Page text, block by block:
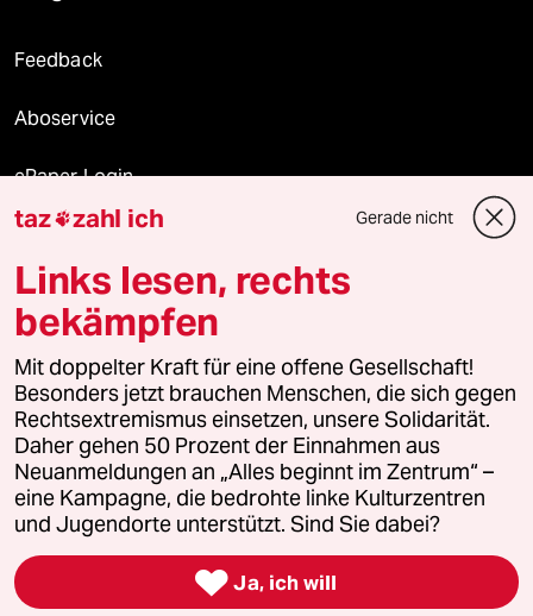
Feedback
Aboservice
ePaper Login
Downloads für Abonnierende
© 2026 taz Verlags und Vertriebs GmbH
Alle Rechte vorbehalten. Bei rechtlichen Fragen oder für Genehmigungen
wenden Sie sich bitte an lizenzen@taz.de
Feedback Redaktionsstatut Kommune-Richtlinien
Leitlinie Informant Datenschutz Impressum AGB
Seitenwende Einwilligungen widerrufen (Ads)
taz zahl ich Gerade nicht
Links lesen, rechts
bekämpfen
Mit doppelter Kraft für eine offene Gesellschaft!
Besonders jetzt brauchen Menschen, die sich gegen
Rechtsextremismus einsetzen, unsere Solidarität.
Daher gehen 50 Prozent der Einnahmen aus
Neuanmeldungen an „Alles beginnt im Zentrum“ –
eine Kampagne, die bedrohte linke Kulturzentren
und Jugendorte unterstützt. Sind Sie dabei?
 Ja, ich will